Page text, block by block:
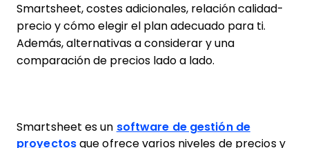
Smartsheet, costes adicionales, relación calidad-
precio y cómo elegir el plan adecuado para ti.
Además, alternativas a considerar y una
comparación de precios lado a lado.
Smartsheet es un software de gestión de
proyectosque ofrece varios niveles de precios y